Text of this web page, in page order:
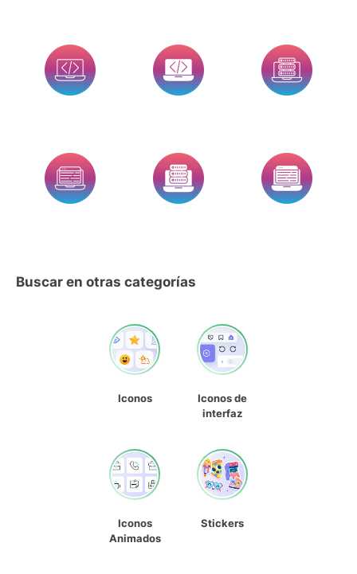
Buscar en otras categorías
Iconos
Iconos de
interfaz
Iconos
Animados
Stickers